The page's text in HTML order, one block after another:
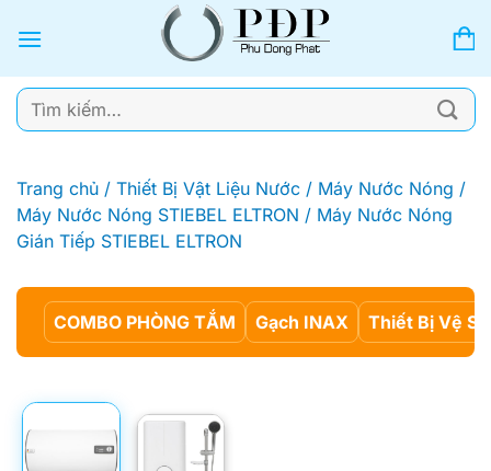
qua
dung
Tìm
kiếm:
Trang chủ / Thiết Bị Vật Liệu Nước / Máy Nước Nóng /
Máy Nước Nóng STIEBEL ELTRON / Máy Nước Nóng
Gián Tiếp STIEBEL ELTRON
COMBO PHÒNG TẮM Gạch INAX Thiết Bị Vệ